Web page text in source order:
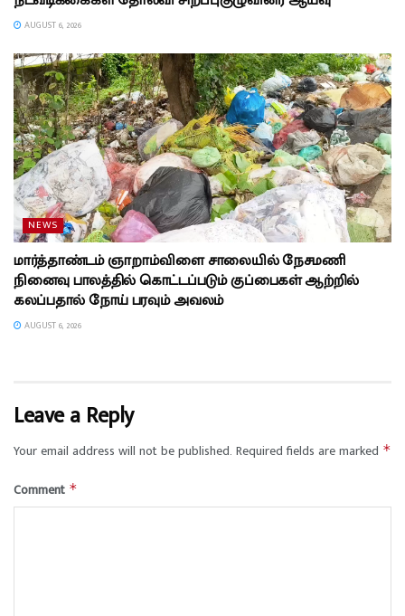
AUGUST 6, 2026
NEWS
மார்த்தாண்டம் ஞாறாம்விளை சாலையில் நேசமணி
நினைவு பாலத்தில் கொட்டப்படும் குப்பைகள் ஆற்றில்
கலப்பதால் நோய் பரவும் அவலம்
AUGUST 6, 2026
Leave a Reply
Your email address will not be published. Required fields are marked *
Comment *